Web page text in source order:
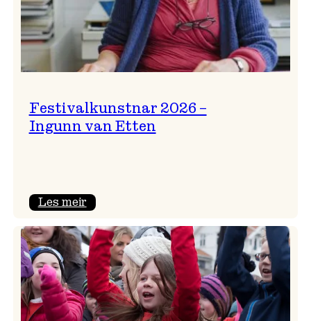
Festivalkunstnar 2026 –
Ingunn van Etten
Les meir:
2026
–
Ingunn van Etten